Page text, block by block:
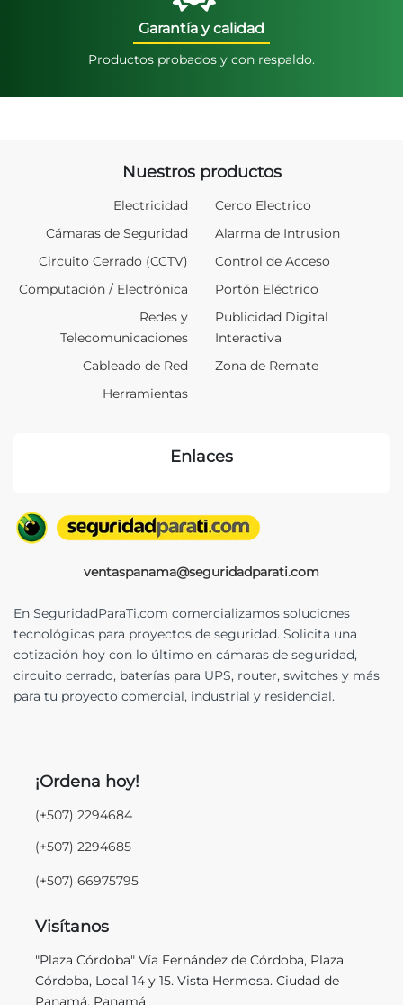
Garantía y calidad
Productos probados y con respaldo.
ventaspanama@seguridadparati.com
En SeguridadParaTi.com comercializamos soluciones
tecnológicas para proyectos de seguridad. Solicita una
cotización hoy con lo último en cámaras de seguridad,
circuito cerrado, baterías para UPS, router, switches y más
para tu proyecto comercial, industrial y residencial.
¡Ordena hoy!
(+507) 2294684
(+507) 2294685
(+507) 66975795
Visítanos
"Plaza Córdoba" Vía Fernández de Córdoba, Plaza
Córdoba, Local 14 y 15. Vista Hermosa. Ciudad de
Panamá, Panamá
Nuestros productos
Electricidad
Cámaras de Seguridad
Circuito Cerrado (CCTV)
Computación / Electrónica
Redes y
Telecomunicaciones
Cableado de Red
Herramientas
Cerco Electrico
Alarma de Intrusion
Control de Acceso
Portón Eléctrico
Publicidad Digital
Interactiva
Zona de Remate
Enlaces